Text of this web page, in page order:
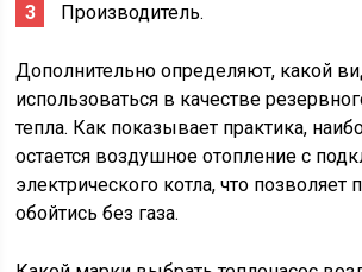
Производитель.
Дополнительно определяют, какой
использоваться в качестве
тепла. Как показывает практика,
остается воздушное отопление с
электрического котла, что позволяет
обойтись без газа.